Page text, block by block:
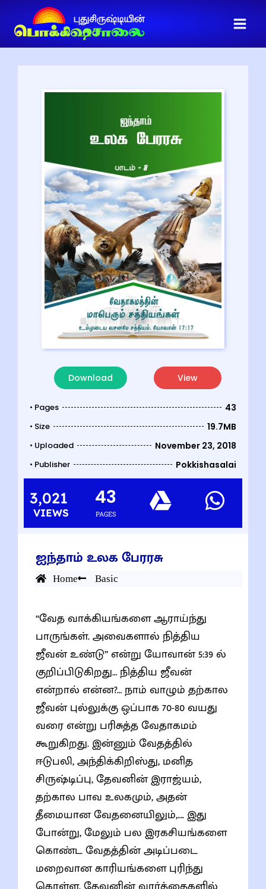
Download View
• Pages 43
• Size 19.7MB
• Uploaded November 23, 2018
• Publisher Pokkishasalai
3,021
VIEWS PAGES
43
ஐந்தாம் உலக பேரரசு
Home Basic
“வேத வாக்கியங்களை ஆராய்ந்து
பாருங்கள். அவைகளால் நித்திய
ஜீவன் உண்டு” என்று யோவான் 5:39 ல்
குறிப்பிடுகிறது… நித்திய ஜீவன்
என்றால் என்ன?… நாம் வாழும் தற்கால
ஜீவன் புல்லுக்கு ஒப்பாக 70-80 வயது
வரை என்று பரிசுத்த வேதாகமம்
கூறுகிறது. இன்னும் வேதத்தில்
ஈடுபலி, அந்திக்கிறிஸ்து, மனித
சிருஷ்டிப்பு, தேவனின் இராஜ்யம்,
தற்கால பாவ உலகமும், அதன்
தீமையான வேதனையிலும்,…. இது
போன்று, மேலும் பல இரகசியங்களை
கொண்ட வேதத்தின் அடிப்படை
மறைவான காரியங்களை புரிந்து